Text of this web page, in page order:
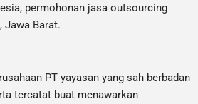
permohonan jasa outsourcing
, Jawa Barat.
PT yayasan yang sah berbadan
tercatat buat menawarkan